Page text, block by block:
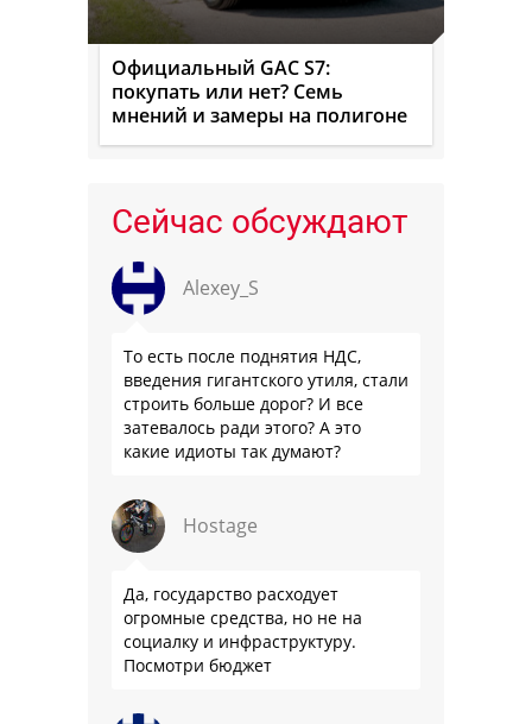
Официальный GAC S7:
покупать или нет? Семь
мнений и замеры на полигоне
Сейчас обсуждают
Alexey_S
То есть после поднятия НДС,
введения гигантского утиля, стали
строить больше дорог? И все
затевалось ради этого? А это
какие идиоты так думают?
Hostage
Да, государство расходует
огромные средства, но не на
социалку и инфраструктуру.
Посмотри бюджет